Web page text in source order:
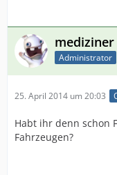
mediziner
Administrator
25. April 2014 um 20:03
Habt ihr denn schon
Fahrzeugen?